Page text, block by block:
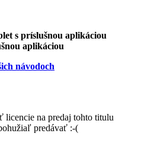
s príslušnou aplikáciou
aplikáciou
návodoch
licencie na predaj tohto titulu
predávať :-(